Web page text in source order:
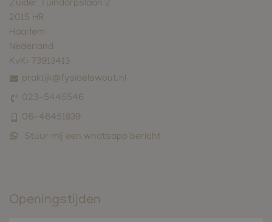
Zuider Tuindorpslaan 2
2015 HR
Haarlem
Nederland
praktijk@fysioelswout.nl
023-5445546
06-46451839
Stuur mij een whatsapp bericht
KvK: 73913413
Openingstijden